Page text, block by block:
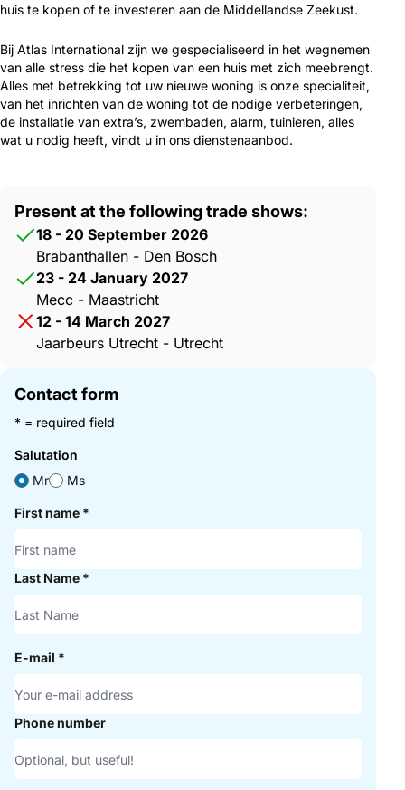
huis te kopen of te investeren aan de Middellandse Zeekust.
Bij Atlas International zijn we gespecialiseerd in het wegnemen
van alle stress die het kopen van een huis met zich meebrengt.
Alles met betrekking tot uw nieuwe woning is onze specialiteit,
van het inrichten van de woning tot de nodige verbeteringen,
de installatie van extra’s, zwembaden, alarm, tuinieren, alles
wat u nodig heeft, vindt u in ons dienstenaanbod.
Present at the following trade shows:
18 - 20 September 2026
Brabanthallen - Den Bosch
23 - 24 January 2027
Mecc - Maastricht
12 - 14 March 2027
Jaarbeurs Utrecht - Utrecht
Contact form
* = required field
Salutation
Mr
Ms
First name *
Last Name *
E-mail *
Phone number